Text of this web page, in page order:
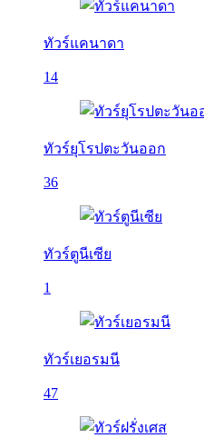
ทัวร์แคนาดา
14
ทัวร์ยุโรปตะวันออก
36
ทัวร์ตูนีเซีย
1
ทัวร์เยอรมนี
47